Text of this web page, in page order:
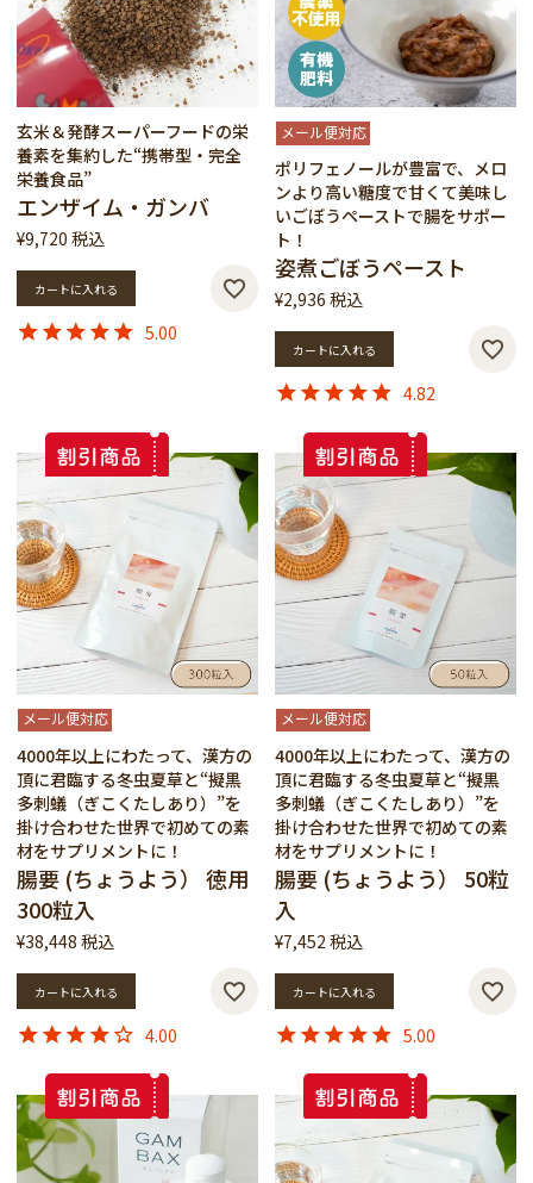
玄米＆発酵スーパーフードの栄
養素を集約した“携帯型・完全
栄養食品”
エンザイム・ガンバ
¥9,720 税込
カートに入れる
5.00
メール便対応
ポリフェノールが豊富で、メロ
ンより高い糖度で甘くて美味し
いごぼうペーストで腸をサポー
ト！
姿煮ごぼうペースト
¥2,936 税込
カートに入れる
4.82
メール便対応
4000年以上にわたって、漢方の
頂に君臨する冬虫夏草と“擬黒
多刺蟻（ぎこくたしあり）”を
掛け合わせた世界で初めての素
材をサプリメントに！
腸要 (ちょうよう） 徳用
300粒入
¥38,448 税込
カートに入れる
4.00
メール便対応
4000年以上にわたって、漢方の
頂に君臨する冬虫夏草と“擬黒
多刺蟻（ぎこくたしあり）”を
掛け合わせた世界で初めての素
材をサプリメントに！
腸要 (ちょうよう） 50粒
入
¥7,452 税込
カートに入れる
5.00